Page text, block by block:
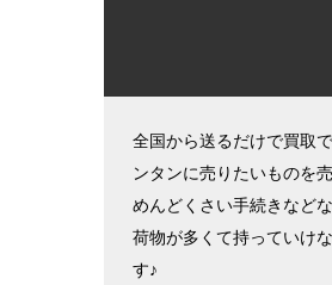
全国から送るだけで買取
ンタンに売りたいものを
めんどくさい手続きなど
荷物が多くて持っていけ
す♪